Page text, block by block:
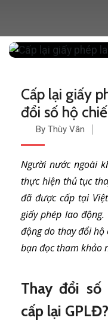
Cấp lại giấy
đổi số hộ
By Thùy Vân
Người nước ngoài
thực hiện thủ tục
đã được cấp tại
giấy phép lao
động do thay đổi
bạn đọc tham khảo
Thay đổi số
cấp lại GPLĐ?